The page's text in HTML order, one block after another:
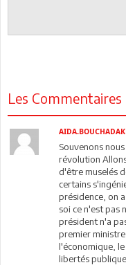
Les Commentaires
Souvenons
révolution
d'être muselés
certains
présidence, on
soi ce n'est pas
président n'a
premier
l'économique,
libertés